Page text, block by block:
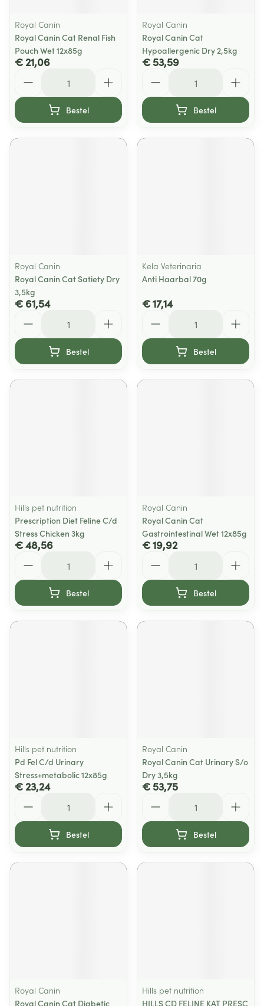
Royal Canin
Royal Canin Cat Renal Fish
Pouch Wet 12x85g
€ 21,06
Bestel
Royal Canin
Royal Canin Cat
Hypoallergenic Dry 2,5kg
€ 53,59
Bestel
Royal Canin
Royal Canin Cat Satiety Dry
3,5kg
€ 61,54
Bestel
Kela Veterinaria
Anti Haarbal 70g
€ 17,14
Bestel
Hills pet nutrition
Prescription Diet Feline C/d
Stress Chicken 3kg
€ 48,56
Bestel
Royal Canin
Royal Canin Cat
Gastrointestinal Wet 12x85g
€ 19,92
Bestel
Hills pet nutrition
Pd Fel C/d Urinary
Stress+metabolic 12x85g
€ 23,24
Bestel
Royal Canin
Royal Canin Cat Urinary S/o
Dry 3,5kg
€ 53,75
Bestel
Royal Canin
Royal Canin Cat Diabetic
Hills pet nutrition
HILLS CD FELINE KAT PRESC